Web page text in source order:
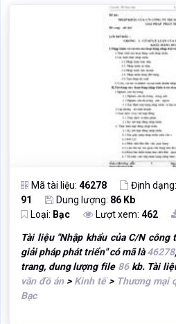
Mã tài liệu: 46278 Định dạng:
91
Dung lượng: 86 Kb
Loại: Bạc Lượt xem: 462
Tài liệu "Nhập khẩu của C/N công
giải pháp phát triển" có mã là46278
trang, dung lượng file 86kb. Tài
văn đồ án> Kinh tế> Thương mại
Bạc